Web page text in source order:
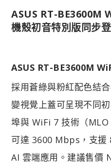
ASUS RT-BE3600M
機殼初音特別版同步
ASUS RT-BE3600M
採用蒼綠與粉紅配色結
變視覺上蓋可呈現不同
埠與 WiFi 7 技術（
可達 3600 Mbps，支援
AI 雲端應用。建議售價